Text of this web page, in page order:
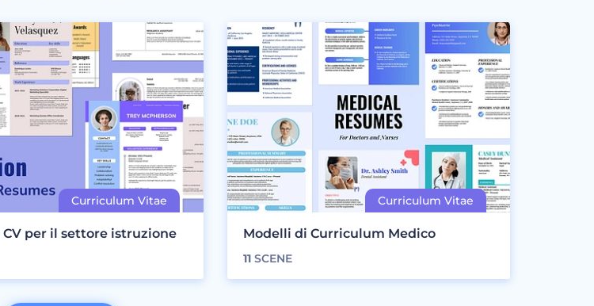
per il settore istruzione Modelli di Curriculum Medico
11SCENE